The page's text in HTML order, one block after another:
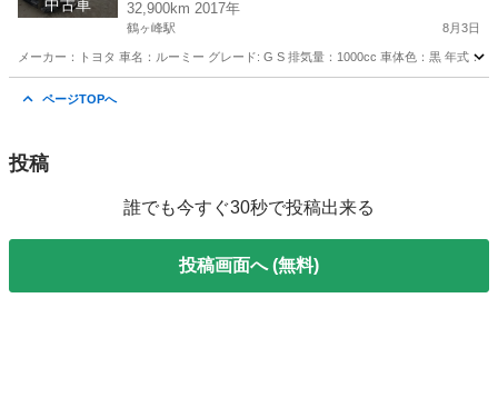
中古車
32,900km 2017年
鶴ヶ峰駅 8月3日
メーカー：トヨタ 車名：ルーミー グレード: G S 排気量：1000cc 車体色：黒 年式：
ページTOPへ
投稿
誰でも今すぐ30秒で投稿出来る
投稿画面へ (無料)